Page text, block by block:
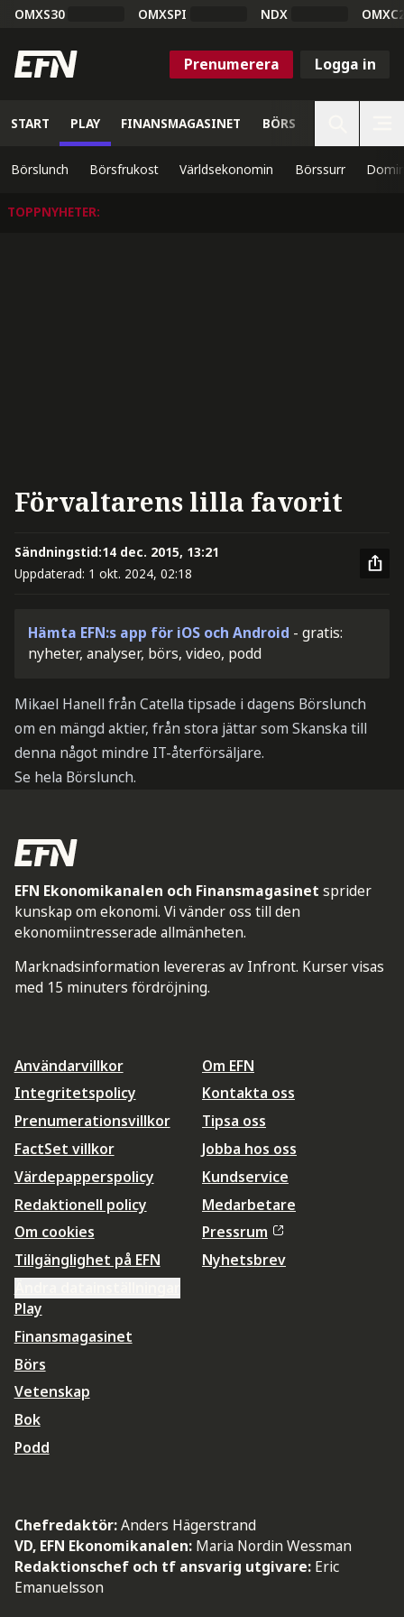
OMXS30 OMXSPI NDX
Prenumerera Logga in
START PLAY FINANSMAGASINET BÖRS
Börslunch Börsfrukost Världsekonomin Börssurr
TOPPNYHETER:
Förvaltarens lilla favorit
Sändningstid:14 dec. 2015, 13:21
Uppdaterad: 1 okt. 2024, 02:18
Hämta EFN:s app för iOS och Android - gratis:
nyheter, analyser, börs, video, podd
Mikael Hanell från Catella tipsade i dagens Börslunch
om en mängd aktier, från stora jättar som Skanska till
denna något mindre IT-återförsäljare.
Se hela Börslunch.
EFN Ekonomikanalen och Finansmagasinet sprider
kunskap om ekonomi. Vi vänder oss till den
ekonomiintresserade allmänheten.
Marknadsinformation levereras av Infront. Kurser visas
med 15 minuters fördröjning.
Användarvillkor
Integritetspolicy
Prenumerationsvillkor
FactSet villkor
Värdepapperspolicy
Redaktionell policy
Om cookies
Tillgänglighet på EFN
Om EFN
Kontakta oss
Tipsa oss
Jobba hos oss
Kundservice
Medarbetare
Pressrum
Nyhetsbrev
Play
Finansmagasinet
Börs
Vetenskap
Bok
Podd
Chefredaktör:Anders Hägerstrand
VD, EFN Ekonomikanalen: Maria Nordin Wessman
Redaktionschef och tf ansvarig utgivare: Eric
Emanuelsson